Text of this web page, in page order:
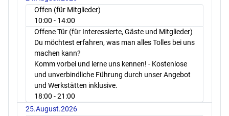
Offen (für Mitglieder)
10:00 - 14:00
Offene Tür (für Interessierte, Gäste und Mitglieder)
Du möchtest erfahren, was man alles Tolles bei uns
machen kann?
Komm vorbei und lerne uns kennen! - Kostenlose
und unverbindliche Führung durch unser Angebot
und Werkstätten inklusive.
18:00 - 21:00
25.August.2026